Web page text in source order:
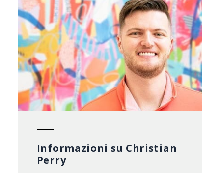
Informazioni su Christian
Perry